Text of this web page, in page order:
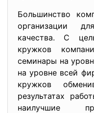
Большинство
организации
качества. С
кружков
семинары на
на уровне всей
кружков
результатах
наилучшие